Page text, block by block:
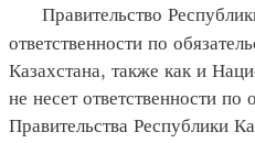
Правительство
ответственности по
Казахстана, также как и
не несет ответственности по
Правительства Республики